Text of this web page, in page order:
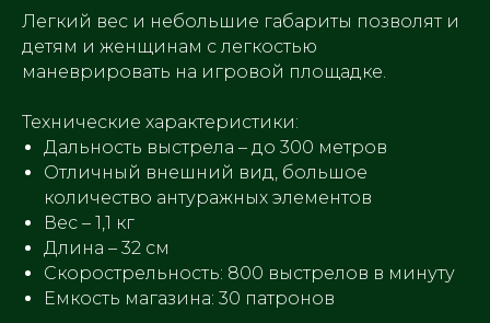
Легкий вес и небольшие габариты позволят и
детям и женщинам с легкостью
маневрировать на игровой площадке.
Технические характеристики:
Дальность выстрела – до 300 метров
Отличный внешний вид, большое
количество антуражных элементов
Вес – 1,1 кг
Длина – 32 см
Скорострельность: 800 выстрелов в минуту
Емкость магазина: 30 патронов